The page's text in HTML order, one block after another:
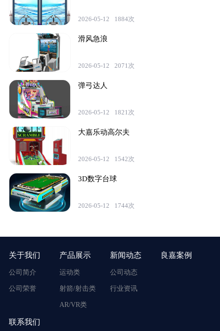
2026-05-12 1884次
滑风急浪
2026-05-12 2071次
弹弓达人
2026-05-12 1821次
大嘉乐动高尔夫
2026-05-12 1542次
3D数字台球
2026-05-12 1744次
关于我们
公司简介
公司荣誉
产品展示
运动类
射箭/射击类
AR/VR类
新闻动态
公司动态
行业资讯
良嘉案例
联系我们